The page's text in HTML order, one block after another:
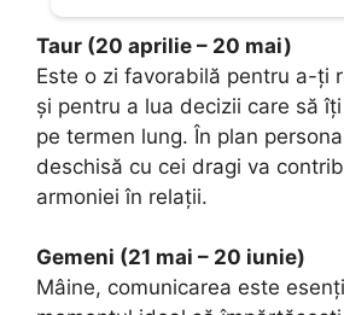
Taur (20 aprilie – 20 mai)
Este o zi favorabilă pentru a-ți
și pentru a lua decizii care să
pe termen lung. În plan
deschisă cu cei dragi va
armoniei în relații.
Gemeni (21 mai – 20 iunie)
Mâine, comunicarea este